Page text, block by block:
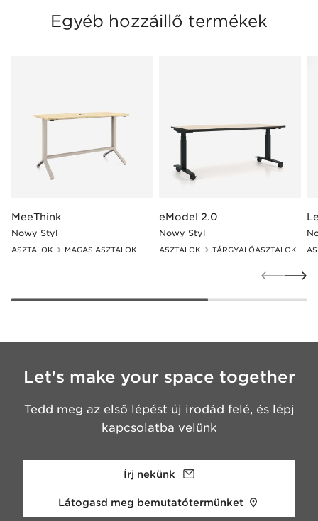
Egyéb hozzáillő termékek
MeeThink
Nowy Styl
ASZTALOK MAGAS ASZTALOK
eModel 2.0
Nowy Styl
ASZTALOK TÁRGYALÓASZTALOK
Let's make your space together
Tedd meg az első lépést új irodád felé, és lépj
kapcsolatba velünk
Írj nekünk
Látogasd meg bemutatótermünket